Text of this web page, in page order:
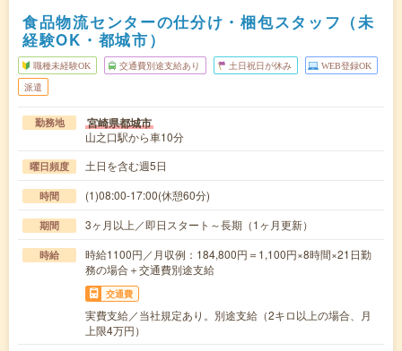
食品物流センターの仕分け・梱包スタッフ（未
経験OK・都城市）
職種未経験OK 交通費別途支給あり 土日祝日が休み WEB登録OK
派遣
勤務地 宮崎県都城市
山之口駅から車10分
曜日頻度 土日を含む週5日
時間 (1)08:00-17:00(休憩60分)
期間 3ヶ月以上／即日スタート～長期（1ヶ月更新）
時給
時給1100円／月収例：184,800円＝1,100円×8時間×21日勤
務の場合＋交通費別途支給
交通費
実費支給／当社規定あり。別途支給（2キロ以上の場合、月
上限4万円）